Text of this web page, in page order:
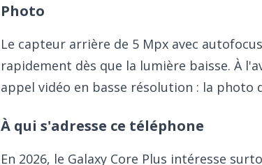
Photo
Le capteur arrière de 5 Mpx avec
rapidement dès que la lumière baisse. À
appel vidéo en basse résolution : la
À qui s'adresse ce téléphone
En 2026, le Galaxy Core Plus intéresse